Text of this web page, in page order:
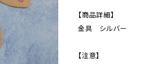
【商品詳細】
金具 シルバー
【注意】